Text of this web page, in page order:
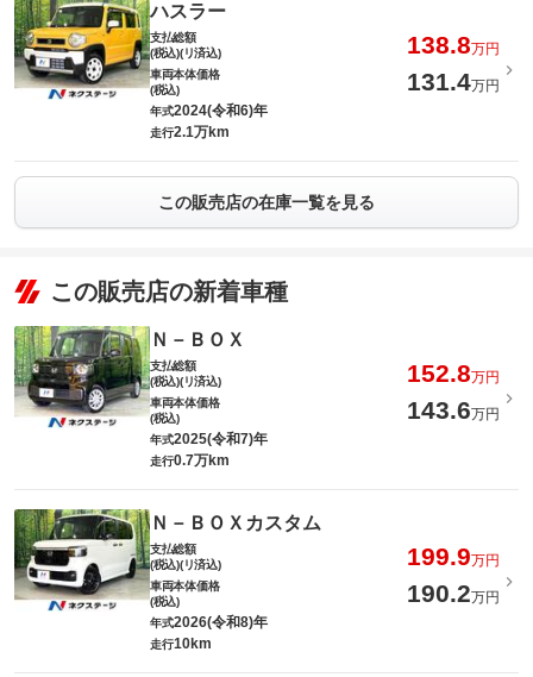
ハスラー
支払総額
(税込)(リ済込)
138.8万円
車両本体価格
(税込)
131.4万円
年式2024(令和6)年
走行2.1万km
この販売店の在庫一覧を見る
この販売店の新着車種
Ｎ－ＢＯＸ
支払総額
(税込)(リ済込)
152.8万円
車両本体価格
(税込)
143.6万円
年式2025(令和7)年
走行0.7万km
Ｎ－ＢＯＸカスタム
支払総額
(税込)(リ済込)
199.9万円
車両本体価格
(税込)
190.2万円
年式2026(令和8)年
走行10km